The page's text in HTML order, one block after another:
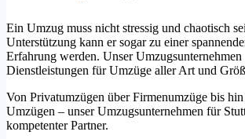
Ein Umzug muss nicht stressig und chaotisch
Unterstützung kann er sogar zu einer
Erfahrung werden. Unser Umzugsunternehmen
Dienstleistungen für Umzüge aller Art und
Von Privatumzügen über Firmenumzüge bis
Umzügen – unser Umzugsunternehmen für
kompetenter Partner.